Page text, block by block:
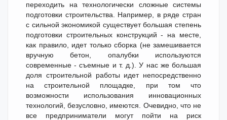
переходить на технологически сложные системы
подготовки строительства. Например, в ряде стран
с сильной экономикой существует большая степень
подготовки строительных конструкций - на месте,
как правило, идет только сборка (не замешивается
вручную бетон, опалубки используются
современные - съемные и т. д.). У нас же большая
доля строительной работы идет непосредственно
на строительной площадке, при том что
возможности использования инновационных
технологий, безусловно, имеются. Очевидно, что не
все предприниматели могут пойти на риск